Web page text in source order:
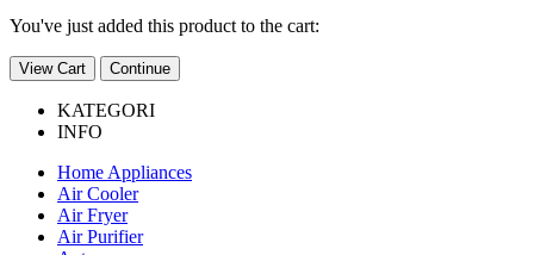
You've just added this product to the cart:
View Cart Continue
KATEGORI
INFO
Home Appliances
Air Cooler
Air Fryer
Air Purifier